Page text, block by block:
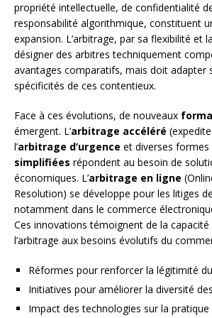
propriété intellectuelle, de confidentialité
responsabilité algorithmique, constituent
expansion. L’arbitrage, par sa flexibilité et
désigner des arbitres techniquement
avantages comparatifs, mais doit adapter
spécificités de ces contentieux.
Face à ces évolutions, de nouveaux
émergent. L’arbitrage accéléré
l’arbitrage d’urgence et diverses formes
simplifiées répondent au besoin de
économiques. L’arbitrage en ligne
Resolution) se développe pour les litiges
notamment dans le commerce
Ces innovations témoignent de la capacité
l’arbitrage aux besoins évolutifs du
Réformes pour renforcer la légitimité
Initiatives pour améliorer la diversité
Impact des technologies sur la pratique